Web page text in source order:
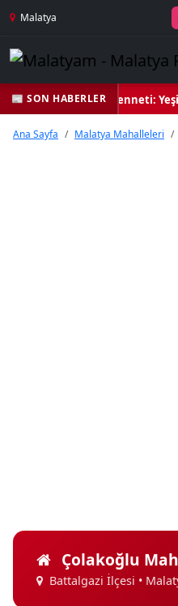
Malatya
📰 SON HABERLER
Kalbi ve Kültür Cenneti:
Ana Sayfa Malatya Mahalleleri
Çolakoğlu
Battalgazi İlçesi •